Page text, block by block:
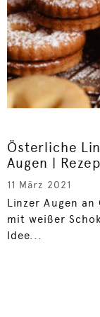
Österliche
Augen |
11 März 2021
Linzer Augen
mit weißer
Idee...